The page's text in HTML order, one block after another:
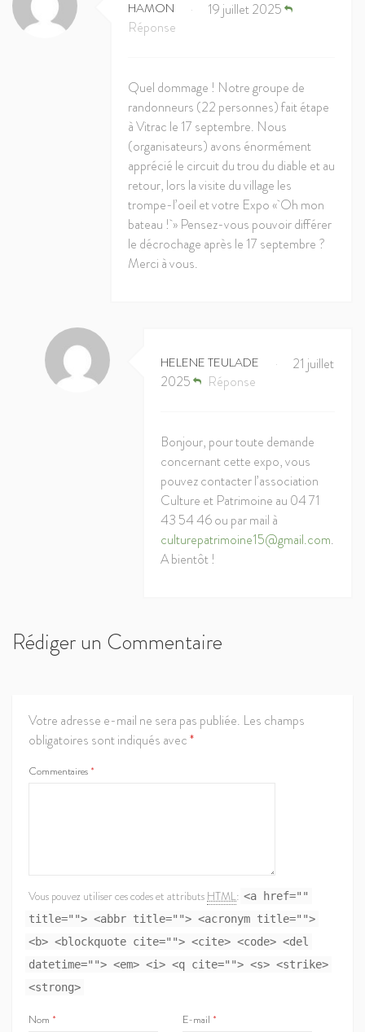
HAMON •
19 juillet 2025
Réponse
Quel dommage ! Notre groupe de
randonneurs (22 personnes) fait étape
à Vitrac le 17 septembre. Nous
(organisateurs) avons énormément
apprécié le circuit du trou du diable et au
retour, lors la visite du village les
trompe-l’oeil et votre Expo « Oh mon
bateau ! » Pensez-vous pouvoir différer
le décrochage après le 17 septembre ?
Merci à vous.
HELENE TEULADE •
21 juillet
2025
Réponse
Bonjour, pour toute demande
concernant cette expo, vous
pouvez contacter l’association
Culture et Patrimoine au 04 71
43 54 46 ou par mail à
culturepatrimoine15@gmail.com.
A bientôt !
Rédiger un Commentaire
Votre adresse e-mail ne sera pas publiée. Les champs
obligatoires sont indiqués avec*
Commentaires *
Vous pouvez utiliser ces codes et attributs HTML: <a href=""
title=""> <abbr title=""> <acronym title="">
<b> <blockquote cite=""> <cite> <code> <del
datetime=""> <em> <i> <q cite=""> <s> <strike>
<strong>
Nom * E-mail *